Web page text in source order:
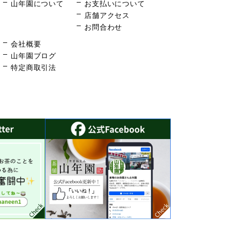
山年園について
お支払いについて
店舗アクセス
お問合わせ
会社概要
山年園ブログ
特定商取引法